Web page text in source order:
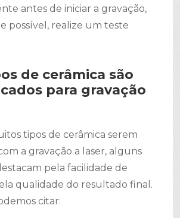
antes de iniciar a gravação,
possível, realize um teste
de cerâmica são
para gravação
tipos de cerâmica serem
a gravação a laser, alguns
pela facilidade de
qualidade do resultado final.
citar: